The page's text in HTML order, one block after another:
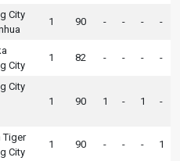
City
1 90 - - - -
City
1 82 - - - -
City
1 90 1 - 1 -
Tiger
City
1 90 - - - 1